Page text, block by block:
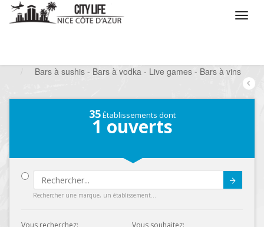
Bars à sushis - Bars à vodka - Live games - Bars à vins
35Établissements dont
1 ouverts
Rechercher une marque, un établissement...
Vous recherchez:
Vous souhaitez: